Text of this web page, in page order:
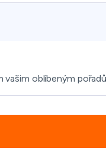
vašim oblíbeným